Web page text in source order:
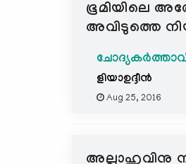
ഭൂമിയിലെ
അവിടുത്തെ
ളിയാഉദ്ദീന്‍
Aug 25, 2016
അല്ലാഹുവിനു